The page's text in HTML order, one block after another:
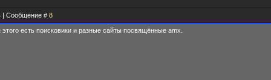
| Сообщение # 8
есть поисковики и разные сайты посвящённые amx.